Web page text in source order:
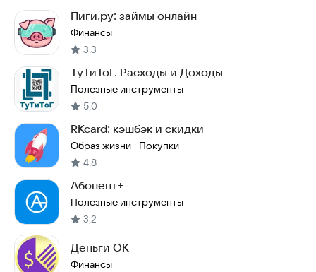
Пиги.ру: займы онлайн
Финансы
3,3
ТуТиТоГ. Расходы и Доходы
Полезные инструменты
5,0
RKcard: кэшбэк и скидки
Образ жизни · Покупки
4,8
Абонент+
Полезные инструменты
3,2
Деньги ОК
Финансы